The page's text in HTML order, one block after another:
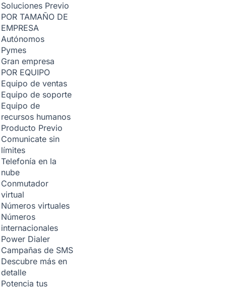
Soluciones Previo
POR TAMAÑO DE
EMPRESA
Autónomos
Pymes
Gran empresa
POR EQUIPO
Equipo de ventas
Equipo de soporte
Equipo de
recursos humanos
Producto Previo
Comunicate sin
límites
Telefonía en la
nube
Conmutador
virtual
Números virtuales
Números
internacionales
Power Dialer
Campañas de SMS
Descubre más en
detalle
Potencia tus